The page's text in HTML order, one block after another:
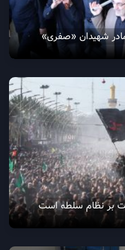
شهیدان «صفری»
بر نظام سلطه است